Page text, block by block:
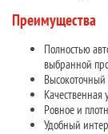
Преимущества
Полностью
выбранной
Ровное и
Удобный